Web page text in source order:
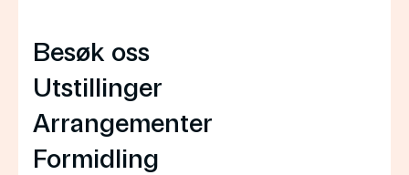
Besøk oss
Utstillinger
Arrangementer
Formidling